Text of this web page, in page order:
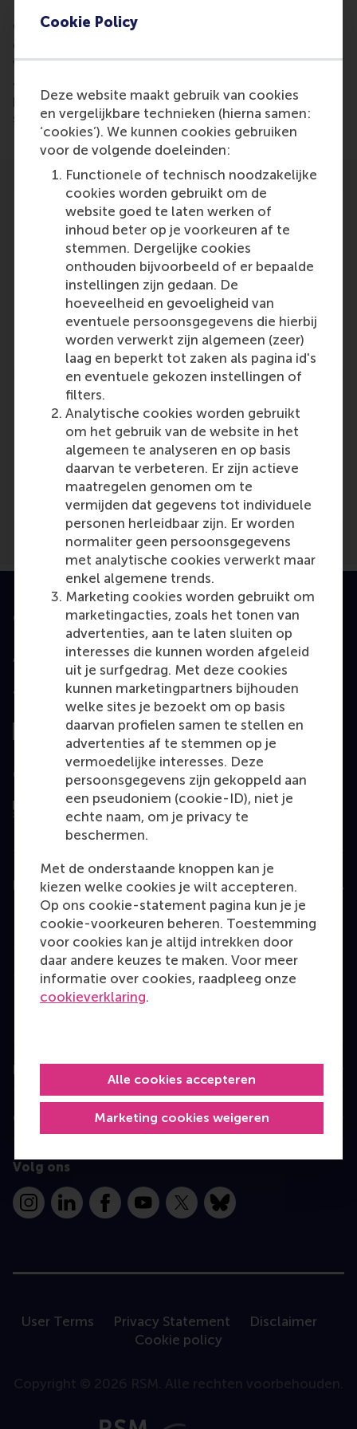
Cookie Policy
Deze website maakt gebruik van cookies
en vergelijkbare technieken (hierna samen:
‘cookies’). We kunnen cookies gebruiken
voor de volgende doeleinden:
Functionele of technisch noodzakelijke
cookies worden gebruikt om de
website goed te laten werken of
inhoud beter op je voorkeuren af te
stemmen. Dergelijke cookies
onthouden bijvoorbeeld of er bepaalde
instellingen zijn gedaan. De
hoeveelheid en gevoeligheid van
eventuele persoonsgegevens die hierbij
worden verwerkt zijn algemeen (zeer)
laag en beperkt tot zaken als pagina id's
en eventuele gekozen instellingen of
filters.
Analytische cookies worden gebruikt
om het gebruik van de website in het
algemeen te analyseren en op basis
daarvan te verbeteren. Er zijn actieve
maatregelen genomen om te
vermijden dat gegevens tot individuele
personen herleidbaar zijn. Er worden
normaliter geen persoonsgegevens
met analytische cookies verwerkt maar
enkel algemene trends.
Marketing cookies worden gebruikt om
marketingacties, zoals het tonen van
advertenties, aan te laten sluiten op
interesses die kunnen worden afgeleid
uit je surfgedrag. Met deze cookies
kunnen marketingpartners bijhouden
welke sites je bezoekt om op basis
daarvan profielen samen te stellen en
advertenties af te stemmen op je
vermoedelijke interesses. Deze
persoonsgegevens zijn gekoppeld aan
een pseudoniem (cookie-ID), niet je
echte naam, om je privacy te
beschermen.
Met de onderstaande knoppen kan je
kiezen welke cookies je wilt accepteren.
Op ons cookie-statement pagina kun je je
cookie-voorkeuren beheren. Toestemming
voor cookies kan je altijd intrekken door
daar andere keuzes te maken. Voor meer
informatie over cookies, raadpleeg onze
cookieverklaring.
Marketing cookies weigeren
Alle cookies accepteren
Colin Lee created a mathematical model with his
dissertation that can predict with a 70% accuracy
who will be invited for a job interview based on CV
algorithms. It might be possible in the future to
predict who will be hired and who will be most
successful for a position.
Participants
Colin Lee
Role: Alumni
Reference type: Quoted
Media Outlets
Turk-internet.com(Online)
Geaccrediteerd door
Top gerangschikt
Geëvalueerd door
Education
Bachelor
Master
MBA
Executive Education
Information for
Contact
Volg ons
InstagramLinkedInFacebookYouTube
X Bluesky
User Terms Privacy Statement
Disclaimer
Cookie policy